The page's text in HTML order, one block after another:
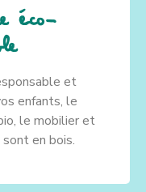
éco-
et
enfants, le
le mobilier et
en bois.